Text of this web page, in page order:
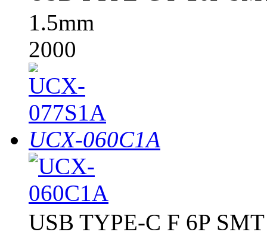
1.5mm
2000
UCX-060C1A
USB TYPE-C F 6P